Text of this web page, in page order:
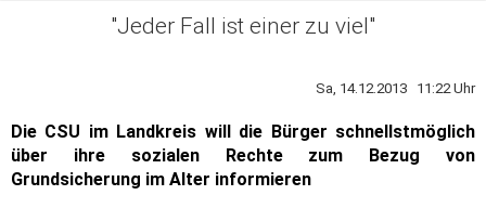
"Jeder Fall ist einer zu viel"
Sa, 14.12.2013 11:22 Uhr
Die CSU im Landkreis will die Bürger schnellstmöglich
über ihre sozialen Rechte zum Bezug von
Grundsicherung im Alter informieren